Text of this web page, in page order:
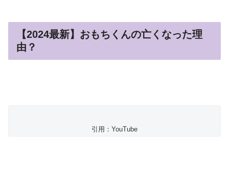
【2024最新】おもちくんの亡くなった理
由？
引用：YouTube